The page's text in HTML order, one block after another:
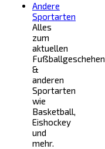
Andere
Sportarten
Alles
zum
aktuellen
Fußballgeschehen
&
anderen
Sportarten
wie
Basketball,
Eishockey
und
mehr.